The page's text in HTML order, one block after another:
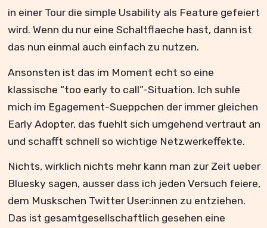
in einer Tour die simple Usability als Feature gefeiert
wird. Wenn du nur eine Schaltflaeche hast, dann ist
das nun einmal auch einfach zu nutzen.
Ansonsten ist das im Moment echt so eine
klassische “too early to call”-Situation. Ich suhle
mich im Egagement-Sueppchen der immer gleichen
Early Adopter, das fuehlt sich umgehend vertraut an
und schafft schnell so wichtige Netzwerkeffekte.
Nichts, wirklich nichts mehr kann man zur Zeit ueber
Bluesky sagen, ausser dass ich jeden Versuch feiere,
dem Muskschen Twitter User:innen zu entziehen.
Das ist gesamtgesellschaftlich gesehen eine